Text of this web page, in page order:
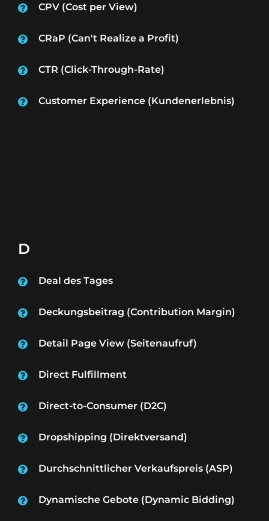
CPV (Cost per View)
CRaP (Can't Realize a Profit)
CTR (Click-Through-Rate)
Customer Experience (Kundenerlebnis)
D
Deal des Tages
Deckungsbeitrag (Contribution Margin)
Detail Page View (Seitenaufruf)
Direct Fulfillment
Direct-to-Consumer (D2C)
Dropshipping (Direktversand)
Durchschnittlicher Verkaufspreis (ASP)
Dynamische Gebote (Dynamic Bidding)